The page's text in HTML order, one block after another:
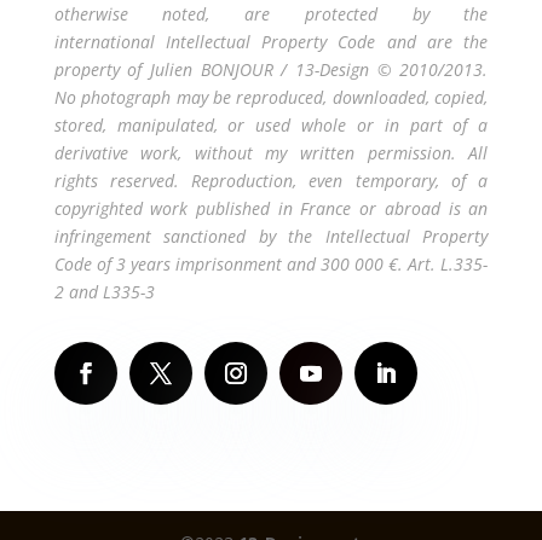
otherwise noted, are protected by the
international Intellectual Property Code and are the
property of Julien BONJOUR / 13-Design © 2010/2013.
No photograph may be reproduced, downloaded, copied,
stored, manipulated, or used whole or in part of a
derivative work, without my written permission. All
rights reserved. Reproduction, even temporary, of a
copyrighted work published in France or abroad is an
infringement sanctioned by the Intellectual Property
Code of 3 years imprisonment and 300 000 €. Art. L.335-
2 and L335-3